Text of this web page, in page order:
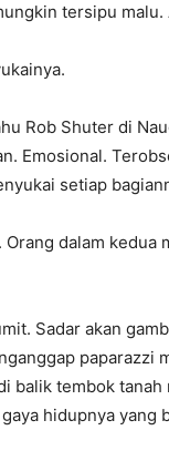
tersipu
Rob Shuter di
Emosional.
setiap
dalam
Sadar akan
paparazzi
balik tembok
hidupnya yang